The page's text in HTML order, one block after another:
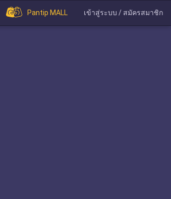
Pantip MALL เข้าสู่ระบบ / สมัครสมาชิก